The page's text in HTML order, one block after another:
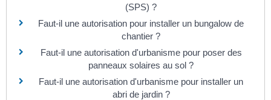
(SPS) ?
Faut-il une autorisation pour installer un bungalow de
chantier ?
Faut-il une autorisation d'urbanisme pour poser des
panneaux solaires au sol ?
Faut-il une autorisation d'urbanisme pour installer un
abri de jardin ?